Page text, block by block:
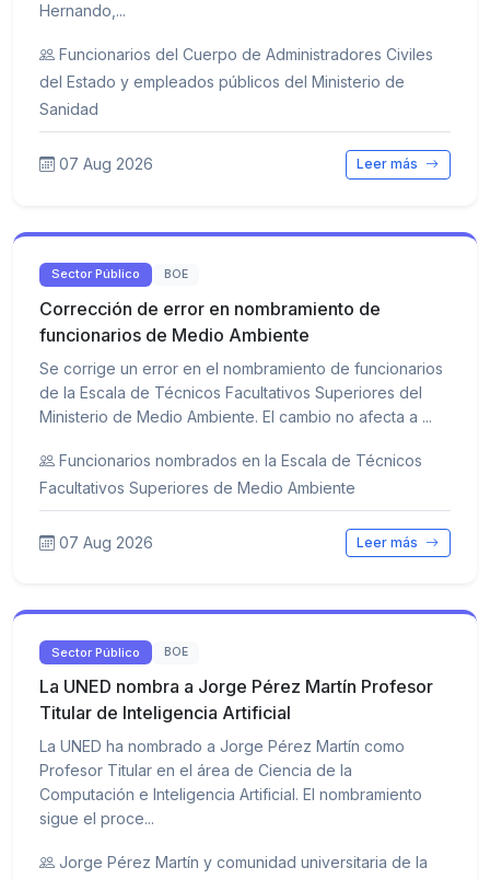
Hernando,...
Funcionarios del Cuerpo de Administradores Civiles
del Estado y empleados públicos del Ministerio de
Sanidad
07 Aug 2026 Leer más
Sector Público BOE
Corrección de error en nombramiento de
funcionarios de Medio Ambiente
Se corrige un error en el nombramiento de funcionarios
de la Escala de Técnicos Facultativos Superiores del
Ministerio de Medio Ambiente. El cambio no afecta a ...
Funcionarios nombrados en la Escala de Técnicos
Facultativos Superiores de Medio Ambiente
07 Aug 2026 Leer más
Sector Público BOE
La UNED nombra a Jorge Pérez Martín Profesor
Titular de Inteligencia Artificial
La UNED ha nombrado a Jorge Pérez Martín como
Profesor Titular en el área de Ciencia de la
Computación e Inteligencia Artificial. El nombramiento
sigue el proce...
Jorge Pérez Martín y comunidad universitaria de la